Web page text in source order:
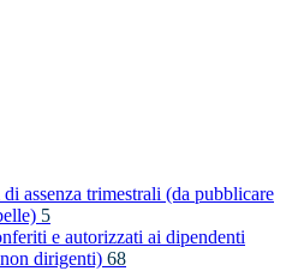
di assenza trimestrali (da pubblicare
5
e autorizzati ai dipendenti
dirigenti) 68